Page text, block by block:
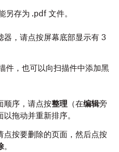
另存为 .pdf 文件。
器，请点按屏幕底部显示有 3
件，也可以向扫描件中添加黑
顺序，请点按整理 （在编辑旁
拖动并重新排序。
点按要删除的页面，然后点按
。